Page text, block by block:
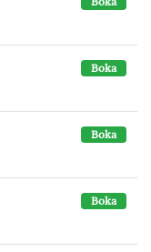
Boka
Boka
Boka